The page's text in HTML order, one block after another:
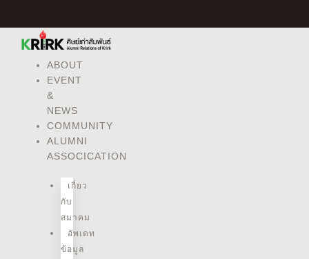
content
ABOUT
EVENT
&
NEWS
COMMUNITY
ALUMNI
ASSOCICATION
เกี่ยว
กับ
สมาคม
อัพเดท
ข้อมูล